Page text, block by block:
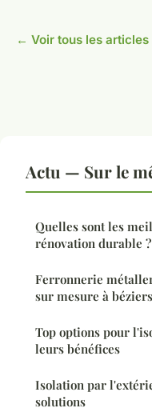
← Voir tous les articles
Actu — Sur le
Quelles sont les
rénovation durable ?
Ferronnerie
sur mesure à béziers
Top options pour
leurs bénéfices
Isolation par
solutions